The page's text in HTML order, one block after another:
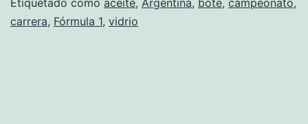
carrera, Fórmula 1, vidrio